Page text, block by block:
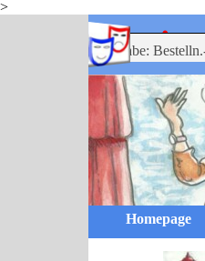
>
Direkt zum Seiteninhalt
- mein
Homepage